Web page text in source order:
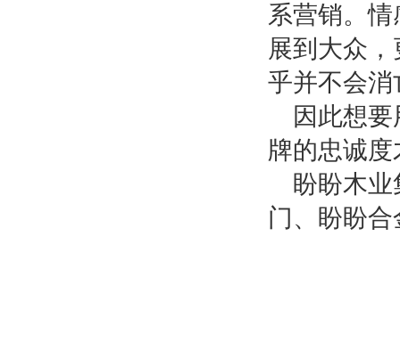
系营销。
展到大众
乎并不会
因此想
牌的忠诚
盼盼木
门、盼盼